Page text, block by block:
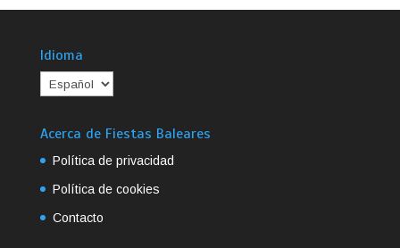
Idioma
Acerca de Fiestas Baleares
Política de privacidad
Política de cookies
Contacto